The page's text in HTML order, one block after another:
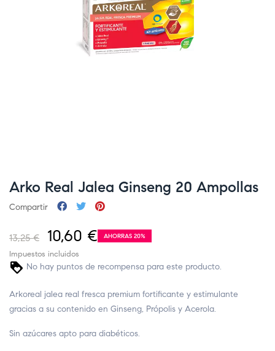
Arko Real Jalea Ginseng 20 Ampollas
Compartir
13,25 € 10,60 € AHORRAS 20%
Impuestos incluidos
No hay puntos de recompensa para este producto.
Arkoreal jalea real fresca premium fortificante y estimulante
gracias a su contenido en Ginseng, Própolis y Acerola.
Sin azúcares apto para diabéticos.